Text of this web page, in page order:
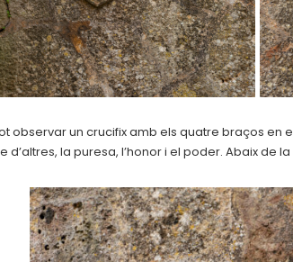
observar un crucifix amb els quatre braços en
d’altres, la puresa, l’honor i el poder. Abaix de